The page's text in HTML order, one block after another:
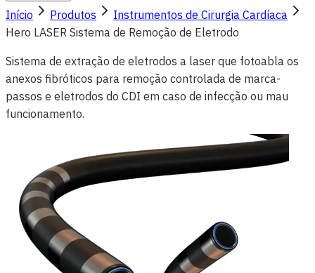
Início Produtos
Instrumentos de Cirurgia Cardíaca
Hero LASER Sistema de Remoção de Eletrodo
Sistema de extração de eletrodos a laser que fotoabla os
anexos fibróticos para remoção controlada de marca-
passos e eletrodos do CDI em caso de infecção ou mau
funcionamento.